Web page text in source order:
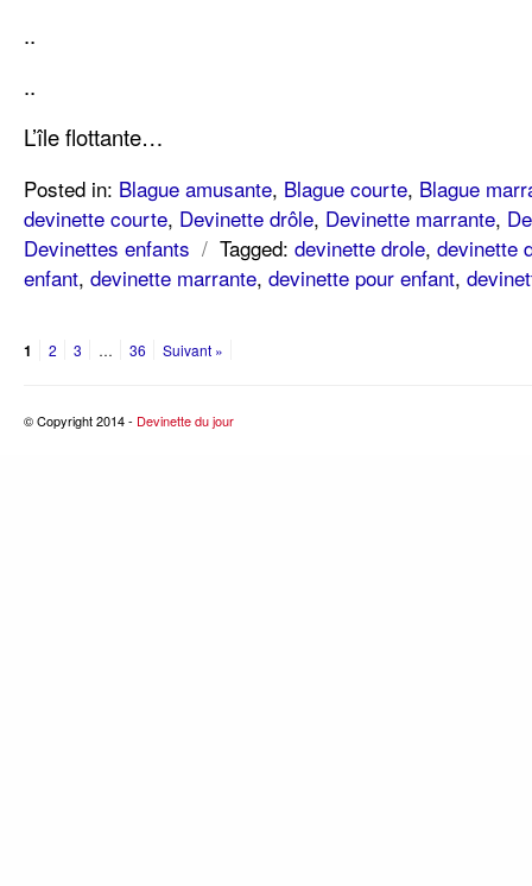
..
..
L’île flottante…
Posted in: Blague amusante, Blague courte, Blague
devinette courte, Devinette drôle, Devinette marrante,
Devinettes enfants / Tagged: devinette drole, devinette
enfant, devinette marrante, devinette pour enfant,
1 2 3 … 36 Suivant »
© Copyright 2014 - Devinette du jour